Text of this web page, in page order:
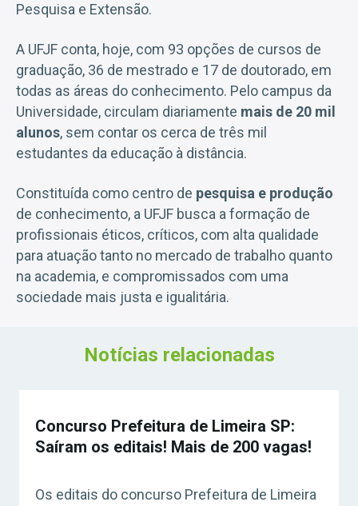
Pesquisa e Extensão.
A UFJF conta, hoje, com 93 opções de cursos de
graduação, 36 de mestrado e 17 de doutorado, em
todas as áreas do conhecimento. Pelo campus da
Universidade, circulam diariamente mais de 20 mil
alunos, sem contar os cerca de três mil
estudantes da educação à distância.
Constituída como centro de pesquisa e produção
de conhecimento, a UFJF busca a formação de
profissionais éticos, críticos, com alta qualidade
para atuação tanto no mercado de trabalho quanto
na academia, e compromissados com uma
sociedade mais justa e igualitária.
Notícias relacionadas
Concurso Prefeitura de Limeira SP:
Saíram os editais! Mais de 200 vagas!
Os editais do concurso Prefeitura de Limeira